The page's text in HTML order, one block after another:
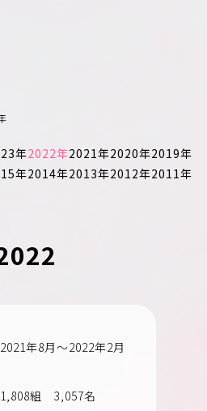
年2022年2021年2020年2019年
年2014年2013年2012年2011年
2021年8月～2022年2月
1,808組 3,057名